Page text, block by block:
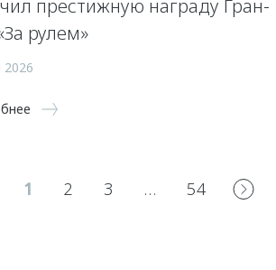
престижную награду Гран-
рулем»
2026
1 2 3 … 54